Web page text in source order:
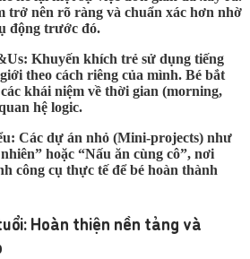
trở nên rõ ràng và chuẩn xác hơn nhờ
động trước đó.
Khuyến khích trẻ sử dụng tiếng
theo cách riêng của mình. Bé bắt
khái niệm về thời gian (morning,
hệ logic.
Các dự án nhỏ (Mini-projects) như
hoặc “Nấu ăn cùng cô”, nơi
công cụ thực tế để bé hoàn thành
Hoàn thiện nền tảng và